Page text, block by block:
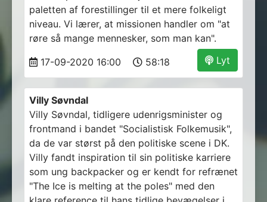
paletten af forestillinger til et mere folkeligt
niveau. Vi lærer, at missionen handler om "at
røre så mange mennesker, som man kan".
Lyt
17-09-2020 16:00 58:18
Villy Søvndal
Villy Søvndal, tidligere udenrigsminister og
frontmand i bandet "Socialistisk Folkemusik",
da de var størst på den politiske scene i DK.
Villy fandt inspiration til sin politiske karriere
som ung backpacker og er kendt for refrænet
"The Ice is melting at the poles" med den